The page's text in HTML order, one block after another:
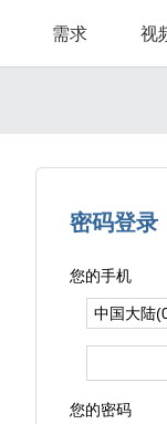
需求 视
密码登录
您的手机
您的密码